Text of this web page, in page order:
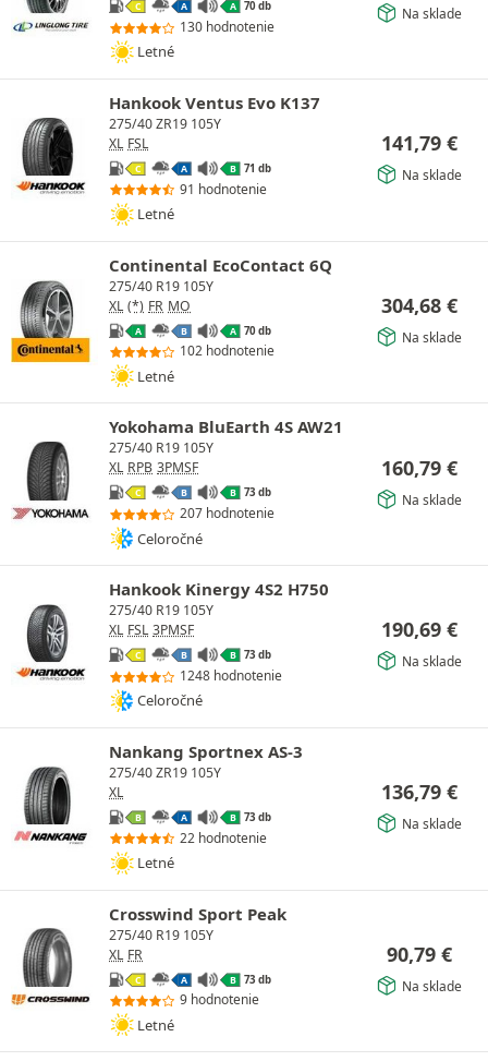
C A A 70 db
130 hodnotenie
Letné
Na sklade
Hankook Ventus Evo K137
275/40 ZR19 105Y
XL FSL
C A B 71 db
91 hodnotenie
Letné
141,79 €
Na sklade
Continental EcoContact 6Q
275/40 R19 105Y
XL (*) FR MO
A B A 70 db
102 hodnotenie
Letné
304,68 €
Na sklade
Yokohama BluEarth 4S AW21
275/40 R19 105Y
XL RPB 3PMSF
C B B 73 db
207 hodnotenie
Celoročné
160,79 €
Na sklade
Hankook Kinergy 4S2 H750
275/40 R19 105Y
XL FSL 3PMSF
C B B 73 db
1248 hodnotenie
Celoročné
190,69 €
Na sklade
Nankang Sportnex AS-3
275/40 ZR19 105Y
XL
B A B 73 db
22 hodnotenie
Letné
136,79 €
Na sklade
Crosswind Sport Peak
275/40 R19 105Y
XL FR
C A B 73 db
9 hodnotenie
Letné
90,79 €
Na sklade